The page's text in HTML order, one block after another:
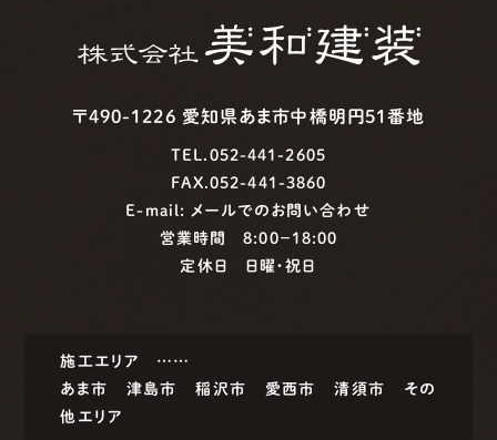
〒490-1226 愛知県あま市中橋明円51番地
TEL.052-441-2605
FAX.052-441-3860
E-mail: メールでのお問い合わせ
営業時間 8:00−18:00
定休日 日曜・祝日
施工エリア ……
あま市
津島市 稲沢市 愛西市 清須市
その
他エリア